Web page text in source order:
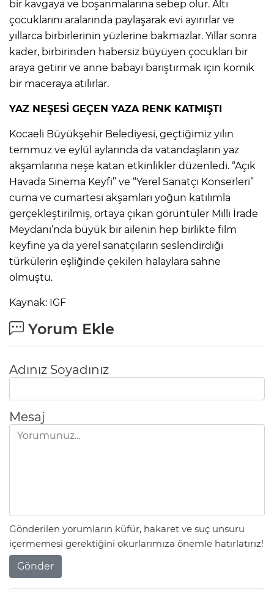
bir kavgaya ve boşanmalarına sebep olur. Altı
çocuklarını aralarında paylaşarak evi ayırırlar ve
yıllarca birbirlerinin yüzlerine bakmazlar. Yıllar sonra
kader, birbirinden habersiz büyüyen çocukları bir
araya getirir ve anne babayı barıştırmak için komik
bir maceraya atılırlar.
YAZ NEŞESİ GEÇEN YAZA RENK KATMIŞTI
Kocaeli Büyükşehir Belediyesi, geçtiğimiz yılın
temmuz ve eylül aylarında da vatandaşların yaz
akşamlarına neşe katan etkinlikler düzenledi. “Açık
Havada Sinema Keyfi” ve “Yerel Sanatçı Konserleri”
cuma ve cumartesi akşamları yoğun katılımla
gerçekleştirilmiş, ortaya çıkan görüntüler Milli İrade
Meydanı’nda büyük bir ailenin hep birlikte film
keyfine ya da yerel sanatçıların seslendirdiği
türkülerin eşliğinde çekilen halaylara sahne
olmuştu.
Kaynak: IGF
Yorum Ekle
Adınız Soyadınız
Mesaj
Gönderilen yorumların küfür, hakaret ve suç unsuru
içermemesi gerektiğini okurlarımıza önemle hatırlatırız!
Gönder